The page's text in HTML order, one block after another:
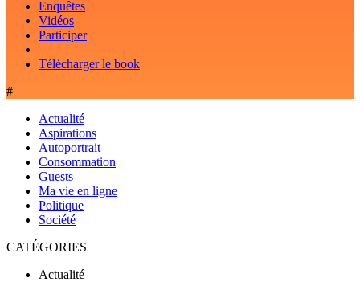
Enquêtes
Vidéos
Participer
Télécharger le book
#
Actualité
Aspirations
Autoportrait
Consommation
Guests
Ma vie en ligne
Politique
Société
CATÉGORIES
Actualité